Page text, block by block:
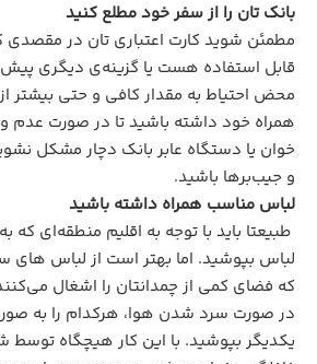
بانک تان را از سفر خود مطلع کنید
مطمئن شوید کارت اعتباری تان در
قابل استفاده هست یا گزینه‌ی دیگری پیش
محض احتیاط به مقدار کافی و حتی بیشتر
همراه خود داشته باشید تا در صورت عدم
خوان یا دستگاه عابر بانک دچار مشکل
و جیب‌برها باشید.
لباس مناسب همراه داشته باشید
طبیعتا باید با توجه به اقلیم منطقه‌ای
لباس بپوشید. اما بهتر است از لباس های
که فضای کمی از چمدانتان را اشغال
در صورت سرد شدن هوا، هرکدام را به
یکدیگر بپوشید. با این کار هیچگاه توسط